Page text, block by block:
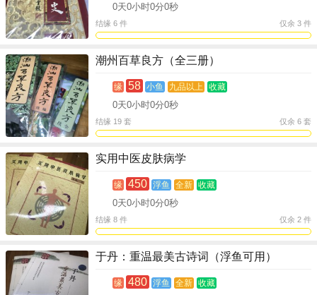
0天0小时0分0秒
仅余 3 件
结缘 6 件
潮州百草良方（全三册）
缘 58 小鱼 九品以上 收藏
0天0小时0分0秒
仅余 6 套
结缘 19 套
实用中医皮肤病学
缘 450 浮鱼 全新 收藏
0天0小时0分0秒
仅余 2 件
结缘 8 件
于丹：重温最美古诗词（浮鱼可用）
缘 480 浮鱼 全新 收藏